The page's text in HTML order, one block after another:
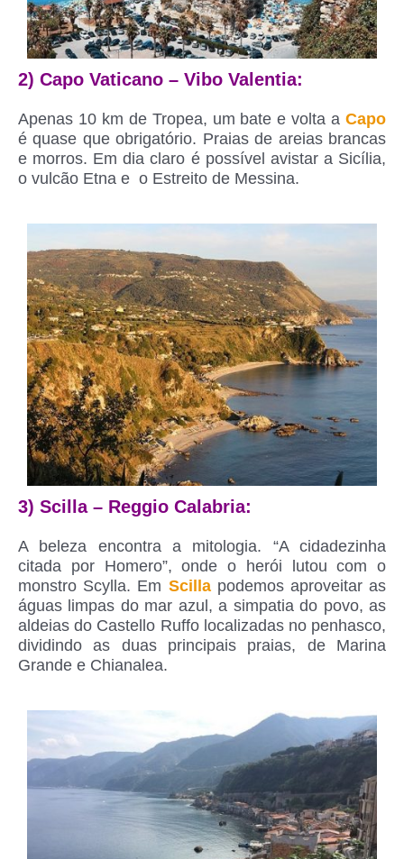
2) Capo Vaticano – Vibo Valentia:
Apenas 10 km de Tropea, um bate e volta a Capo
é quase que obrigatório. Praias de areias brancas
e morros. Em dia claro é possível avistar a Sicília,
o vulcão Etna e o Estreito de Messina.
3) Scilla – Reggio Calabria:
A beleza encontra a mitologia. “A cidadezinha
citada por Homero”, onde o herói lutou com o
monstro Scylla. Em Scillapodemos aproveitar as
águas limpas do mar azul, a simpatia do povo, as
aldeias do Castello Ruffo localizadas no penhasco,
dividindo as duas principais praias, de Marina
Grande e Chianalea.